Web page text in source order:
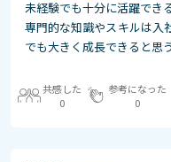
未経験でも十分に活躍できる
専門的な知識やスキルは入
でも大きく成長できると思う
共感した
0
参考になった
0